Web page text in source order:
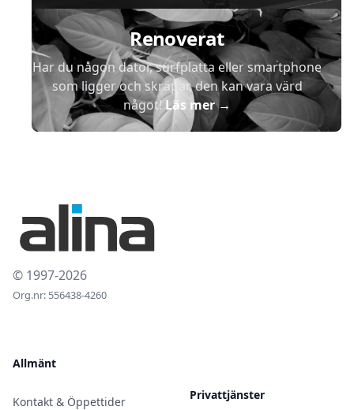
Renoverat
Har du någon dator, surfplatta eller smartphone
som ligger och skräpar, den kan vara värd
något!Läs mer→
© 1997-2026
Org.nr: 556438-4260
Allmänt
Kontakt & Öppettider Privattjänster